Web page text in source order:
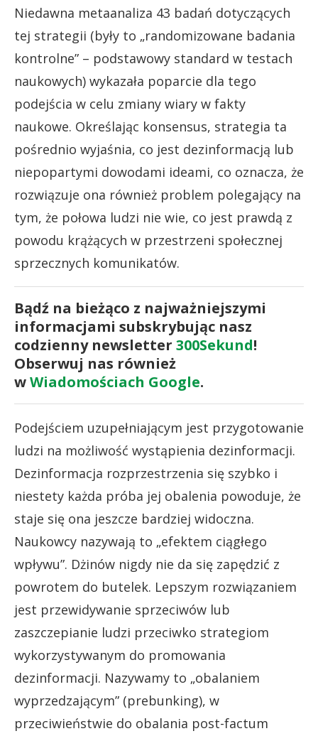
Niedawna metaanaliza 43 badań dotyczących
tej strategii (były to „randomizowane badania
kontrolne” – podstawowy standard w testach
naukowych) wykazała poparcie dla tego
podejścia w celu zmiany wiary w fakty
naukowe. Określając konsensus, strategia ta
pośrednio wyjaśnia, co jest dezinformacją lub
niepopartymi dowodami ideami, co oznacza, że
rozwiązuje ona również problem polegający na
tym, że połowa ludzi nie wie, co jest prawdą z
powodu krążących w przestrzeni społecznej
sprzecznych komunikatów.
Bądź na bieżąco z najważniejszymi
informacjami subskrybując nasz
codzienny newsletter 300Sekund!
Obserwuj nas również
wWiadomościach Google.
Podejściem uzupełniającym jest przygotowanie
ludzi na możliwość wystąpienia dezinformacji.
Dezinformacja rozprzestrzenia się szybko i
niestety każda próba jej obalenia powoduje, że
staje się ona jeszcze bardziej widoczna.
Naukowcy nazywają to „efektem ciągłego
wpływu”. Dżinów nigdy nie da się zapędzić z
powrotem do butelek. Lepszym rozwiązaniem
jest przewidywanie sprzeciwów lub
zaszczepianie ludzi przeciwko strategiom
wykorzystywanym do promowania
dezinformacji. Nazywamy to „obalaniem
wyprzedzającym” (prebunking), w
przeciwieństwie do obalania post-factum